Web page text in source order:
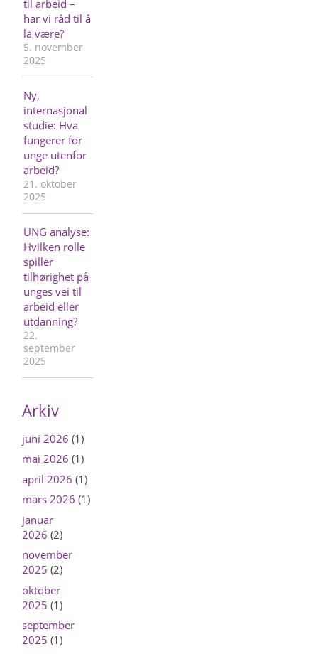
til arbeid –
har vi råd til å
la være?
5. november
2025
Ny,
internasjonal
studie: Hva
fungerer for
unge utenfor
arbeid?
21. oktober
2025
UNG analyse:
Hvilken rolle
spiller
tilhørighet på
unges vei til
arbeid eller
utdanning?
22.
september
2025
Arkiv
juni 2026 (1)
mai 2026 (1)
april 2026 (1)
mars 2026 (1)
januar
2026 (2)
november
2025 (2)
oktober
2025 (1)
september
2025 (1)